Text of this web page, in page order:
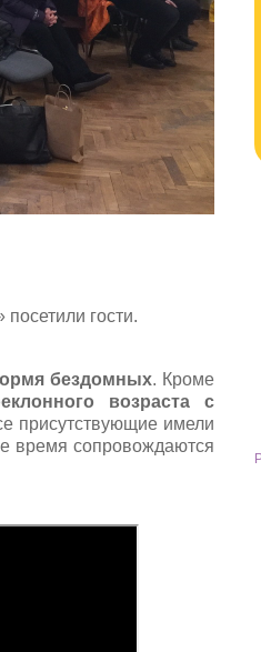
гости.
бездомных. Кроме
возраста с
присутствующие имели
время сопровождаются